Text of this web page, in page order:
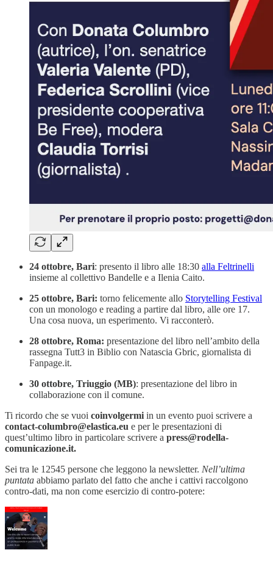
24 ottobre, Bari: presento il libro alle 18:30 alla Feltrinelli
insieme al collettivo Bandelle e a Ilenia Caito.
25 ottobre, Bari: torno felicemente allo Storytelling Festival
con un monologo e reading a partire dal libro, alle ore 17.
Una cosa nuova, un esperimento. Vi racconterò.
28 ottobre, Roma: presentazione del libro nell’ambito della
rassegna Tutt3 in Biblio con Natascia Gbric, giornalista di
Fanpage.it.
30 ottobre, Triuggio (MB): presentazione del libro in
collaborazione con il comune.
Ti ricordo che se vuoi coinvolgermi in un evento puoi scrivere a
contact-columbro@elastica.eu e per le presentazioni di
quest’ultimo libro in particolare scrivere a press@rodella-
comunicazione.it.
Sei tra le 12545 persone che leggono la newsletter. Nell’ultima
puntata abbiamo parlato del fatto che anche i cattivi raccolgono
contro-dati, ma non come esercizio di contro-potere: